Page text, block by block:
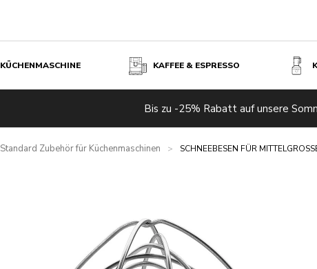
KÜCHENMASCHINE KAFFEE & ESPRESSO
Bis zu -25% Rabatt auf unsere
Standard Zubehör für Küchenmaschinen > SCHNEEBESEN FÜR